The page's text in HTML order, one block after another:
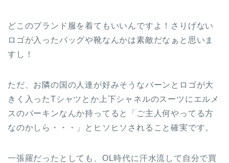
どこのブランド服を着てもいいんですよ！さりげない
ロゴが入ったバッグや靴なんかは素敵だなぁと思いま
すし！
ただ、お隣の国の人達が好みそうなバーンとロゴが大
きく入ったTシャツとか上下シャネルのスーツにエルメ
スのバーキンなんか持ってると「ご主人何やってる方
なのかしら・・・」とヒソヒソされること確実です。
一張羅だったとしても、OL時代に汗水流して自分で買